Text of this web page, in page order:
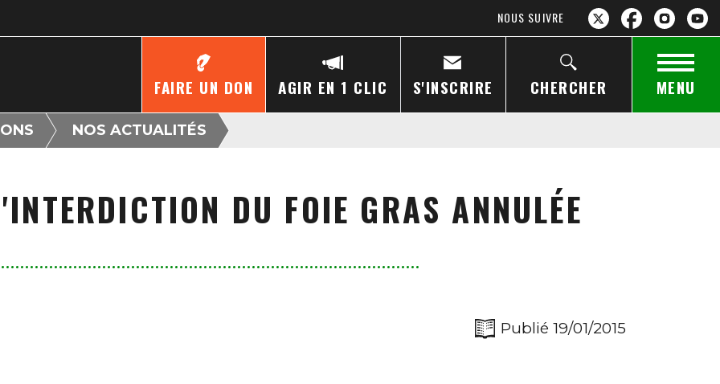
NOUS SUIVRE
FAIRE UN DON AGIR EN 1 CLIC S'INSCRIRE CHERCHER MENU
NOS ACTUALITÉS
DU FOIE GRAS ANNULÉE
Publié 19/01/2015